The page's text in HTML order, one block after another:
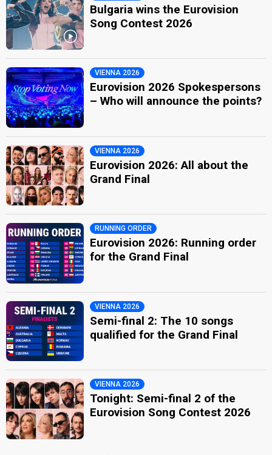
Bulgaria wins the Eurovision
Song Contest 2026
VIENNA 2026
Eurovision 2026 Spokespersons
– Who will announce the points?
VIENNA 2026
Eurovision 2026: All about the
Grand Final
RUNNING ORDER
Eurovision 2026: Running order
for the Grand Final
VIENNA 2026
Semi-final 2: The 10 songs
qualified for the Grand Final
VIENNA 2026
Tonight: Semi-final 2 of the
Eurovision Song Contest 2026